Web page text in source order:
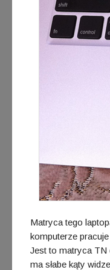
Matryca tego
komputerze
Jest to matryca TN
ma słabe kąty